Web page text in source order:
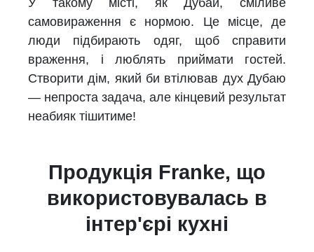
У такому місті, як Дубай, сміливе
самовираження є нормою. Це місце, де
люди підбирають одяг, щоб справити
враження, і люблять приймати гостей.
Створити дім, який би втілював дух Дубаю
— непроста задача, але кінцевий результат
неабияк тішитиме!
Продукція Franke, що
використовувалась в
інтер'єрі кухні